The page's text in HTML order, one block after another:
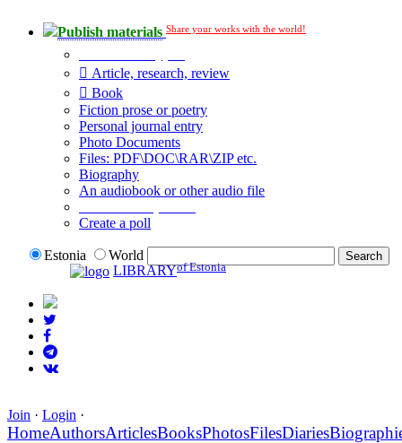
Publish materials Share your works with the world!
Article, research, review
Book
Fiction prose or poetry
Personal journal entry
Photo Documents
Files: PDF\DOC\RAR\ZIP etc.
Biography
An audiobook or other audio file
Create a poll
Estonia
World
LIBRARYof Estonia
Join · Login ·
HomeAuthorsArticlesBooksPhotosFilesDiaries